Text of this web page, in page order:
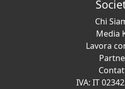
Chi
Media
Lavora
IVA: IT